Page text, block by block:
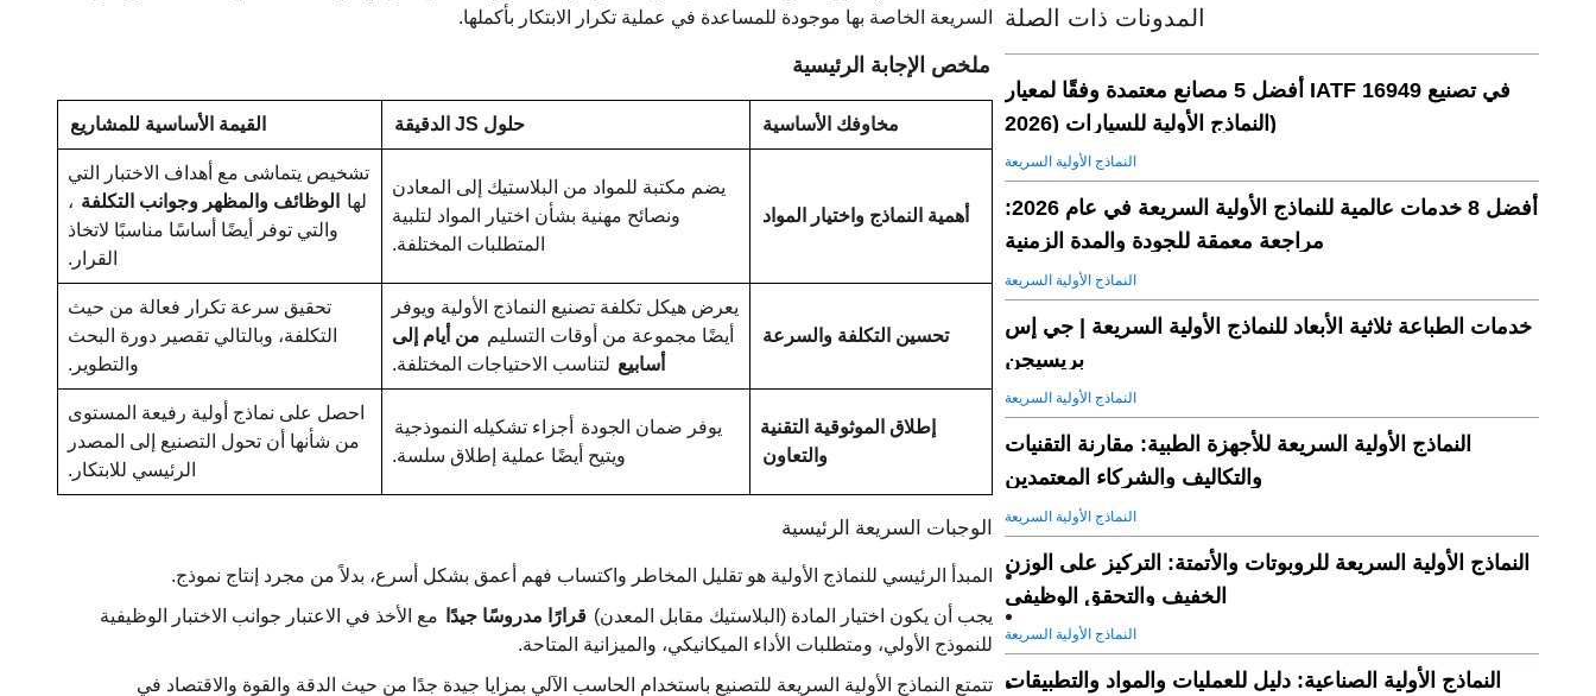
السريعة الخاصة بها موجودة للمساعدة في عملية تكرار الابتكار بأكملها.
ملخص الإجابة الرئيسية
مخاوفك الأساسية حلول JS الدقيقة القيمة الأساسية للمشاريع
أهمية النماذج واختيار المواد
يضم مكتبة للمواد من البلاستيك إلى المعادن
ونصائح مهنية بشأن اختيار المواد لتلبية
المتطلبات المختلفة.
تشخيص يتماشى مع أهداف الاختبار التي
لها
الوظائف والمظهر وجوانب التكلفة ،
والتي توفر أيضًا أساسًا مناسبًا لاتخاذ
القرار.
تحسين التكلفة والسرعة
يعرض هيكل تكلفة تصنيع النماذج الأولية ويوفر
أيضًا مجموعة من أوقات التسليم من أيام إلى
أسابيع لتناسب الاحتياجات المختلفة.
تحقيق سرعة تكرار فعالة من حيث
التكلفة، وبالتالي تقصير دورة البحث
والتطوير.
إطلاق الموثوقية التقنية
والتعاون
يوفر ضمان الجودة
أجزاء تشكيله النموذجية
ويتيح أيضًا عملية إطلاق سلسة.
احصل على نماذج أولية رفيعة المستوى
من شأنها أن تحول التصنيع إلى المصدر
الرئيسي للابتكار.
الوجبات السريعة الرئيسية
المبدأ الرئيسي للنماذج الأولية هو تقليل المخاطر واكتساب فهم أعمق بشكل أسرع، بدلاً من مجرد إنتاج نموذج.
يجب أن يكون اختيار المادة (البلاستيك مقابل المعدن) قرارًا مدروسًا جيدًا
مع الأخذ في الاعتبار جوانب الاختبار الوظيفية
للنموذج الأولي، ومتطلبات الأداء الميكانيكي، والميزانية المتاحة.
تتمتع النماذج الأولية السريعة للتصنيع باستخدام الحاسب الآلي بمزايا جيدة جدًا من حيث الدقة والقوة والاقتصاد في
المدونات ذات الصلة
أفضل 5 مصانع معتمدة وفقًا لمعيار IATF 16949 في تصنيع
النماذج الأولية للسيارات (2026)
النماذج الأولية السريعة
أفضل 8 خدمات عالمية للنماذج الأولية السريعة في عام 2026:
مراجعة معمقة للجودة والمدة الزمنية
النماذج الأولية السريعة
خدمات الطباعة ثلاثية الأبعاد للنماذج الأولية السريعة | جي إس
بريسيجن
النماذج الأولية السريعة
النماذج الأولية السريعة للأجهزة الطبية: مقارنة التقنيات
والتكاليف والشركاء المعتمدين
النماذج الأولية السريعة
النماذج الأولية السريعة للروبوتات والأتمتة: التركيز على الوزن
الخفيف والتحقق الوظيفي
النماذج الأولية السريعة
النماذج الأولية الصناعية: دليل للعمليات والمواد والتطبيقات